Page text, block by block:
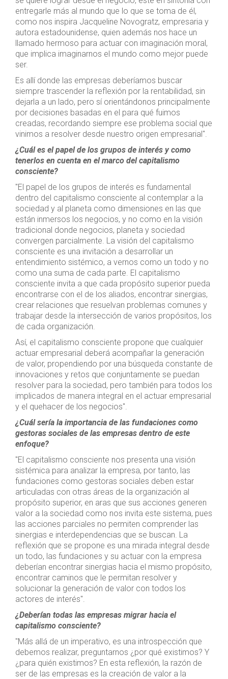
entregarle más al mundo que lo que se toma de él,
como nos inspira Jacqueline Novogratz, empresaria y
autora estadounidense, quien además nos hace un
llamado hermoso para actuar con imaginación moral,
que implica imaginarnos el mundo como mejor puede
ser.
Es allí donde las empresas deberíamos buscar
siempre trascender la reflexión por la rentabilidad, sin
dejarla a un lado, pero sí orientándonos principalmente
por decisiones basadas en el para qué fuimos
creadas, recordando siempre ese problema social que
vinimos a resolver desde nuestro origen empresarial".
¿Cuál es el papel de los grupos de interés y como
tenerlos en cuenta en el marco del capitalismo
consciente?
"El papel de los grupos de interés es fundamental
dentro del capitalismo consciente al contemplar a la
sociedad y al planeta como dimensiones en las que
están inmersos los negocios, y no como en la visión
tradicional donde negocios, planeta y sociedad
convergen parcialmente. La visión del capitalismo
consciente es una invitación a desarrollar un
entendimiento sistémico, a vernos como un todo y no
como una suma de cada parte. El capitalismo
consciente invita a que cada propósito superior pueda
encontrarse con el de los aliados, encontrar sinergias,
crear relaciones que resuelvan problemas comunes y
trabajar desde la intersección de varios propósitos, los
de cada organización.
Así, el capitalismo consciente propone que cualquier
actuar empresarial deberá acompañar la generación
de valor, propendiendo por una búsqueda constante de
innovaciones y retos que conjuntamente se puedan
resolver para la sociedad, pero también para todos los
implicados de manera integral en el actuar empresarial
y el quehacer de los negocios".
¿Cuál sería la importancia de las fundaciones como
gestoras sociales de las empresas dentro de este
enfoque?
"El capitalismo consciente nos presenta una visión
sistémica para analizar la empresa, por tanto, las
fundaciones como gestoras sociales deben estar
articuladas con otras áreas de la organización al
propósito superior, en aras que sus acciones generen
valor a la sociedad como nos invita este sistema, pues
las acciones parciales no permiten comprender las
sinergias e interdependencias que se buscan. La
reflexión que se propone es una mirada integral desde
un todo, las fundaciones y su actuar con la empresa
deberían encontrar sinergias hacia el mismo propósito,
encontrar caminos que le permitan resolver y
solucionar la generación de valor con todos los
actores de interés".
¿Deberían todas las empresas migrar hacia el
capitalismo consciente?
"Más allá de un imperativo, es una introspección que
debemos realizar, preguntarnos ¿por qué existimos? Y
¿para quién existimos? En esta reflexión, la razón de
ser de las empresas es la creación de valor a la